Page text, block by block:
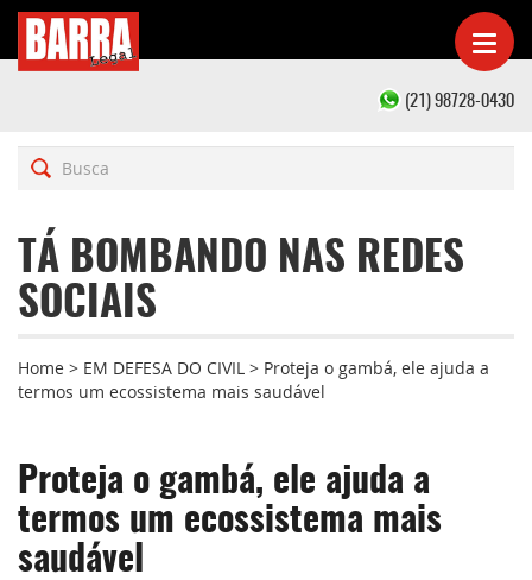
(21) 98728-0430
TÁ BOMBANDO NAS REDES
SOCIAIS
Home > EM DEFESA DO CIVIL > Proteja o gambá, ele ajuda a
termos um ecossistema mais saudável
Proteja o gambá, ele ajuda a
termos um ecossistema mais
saudável